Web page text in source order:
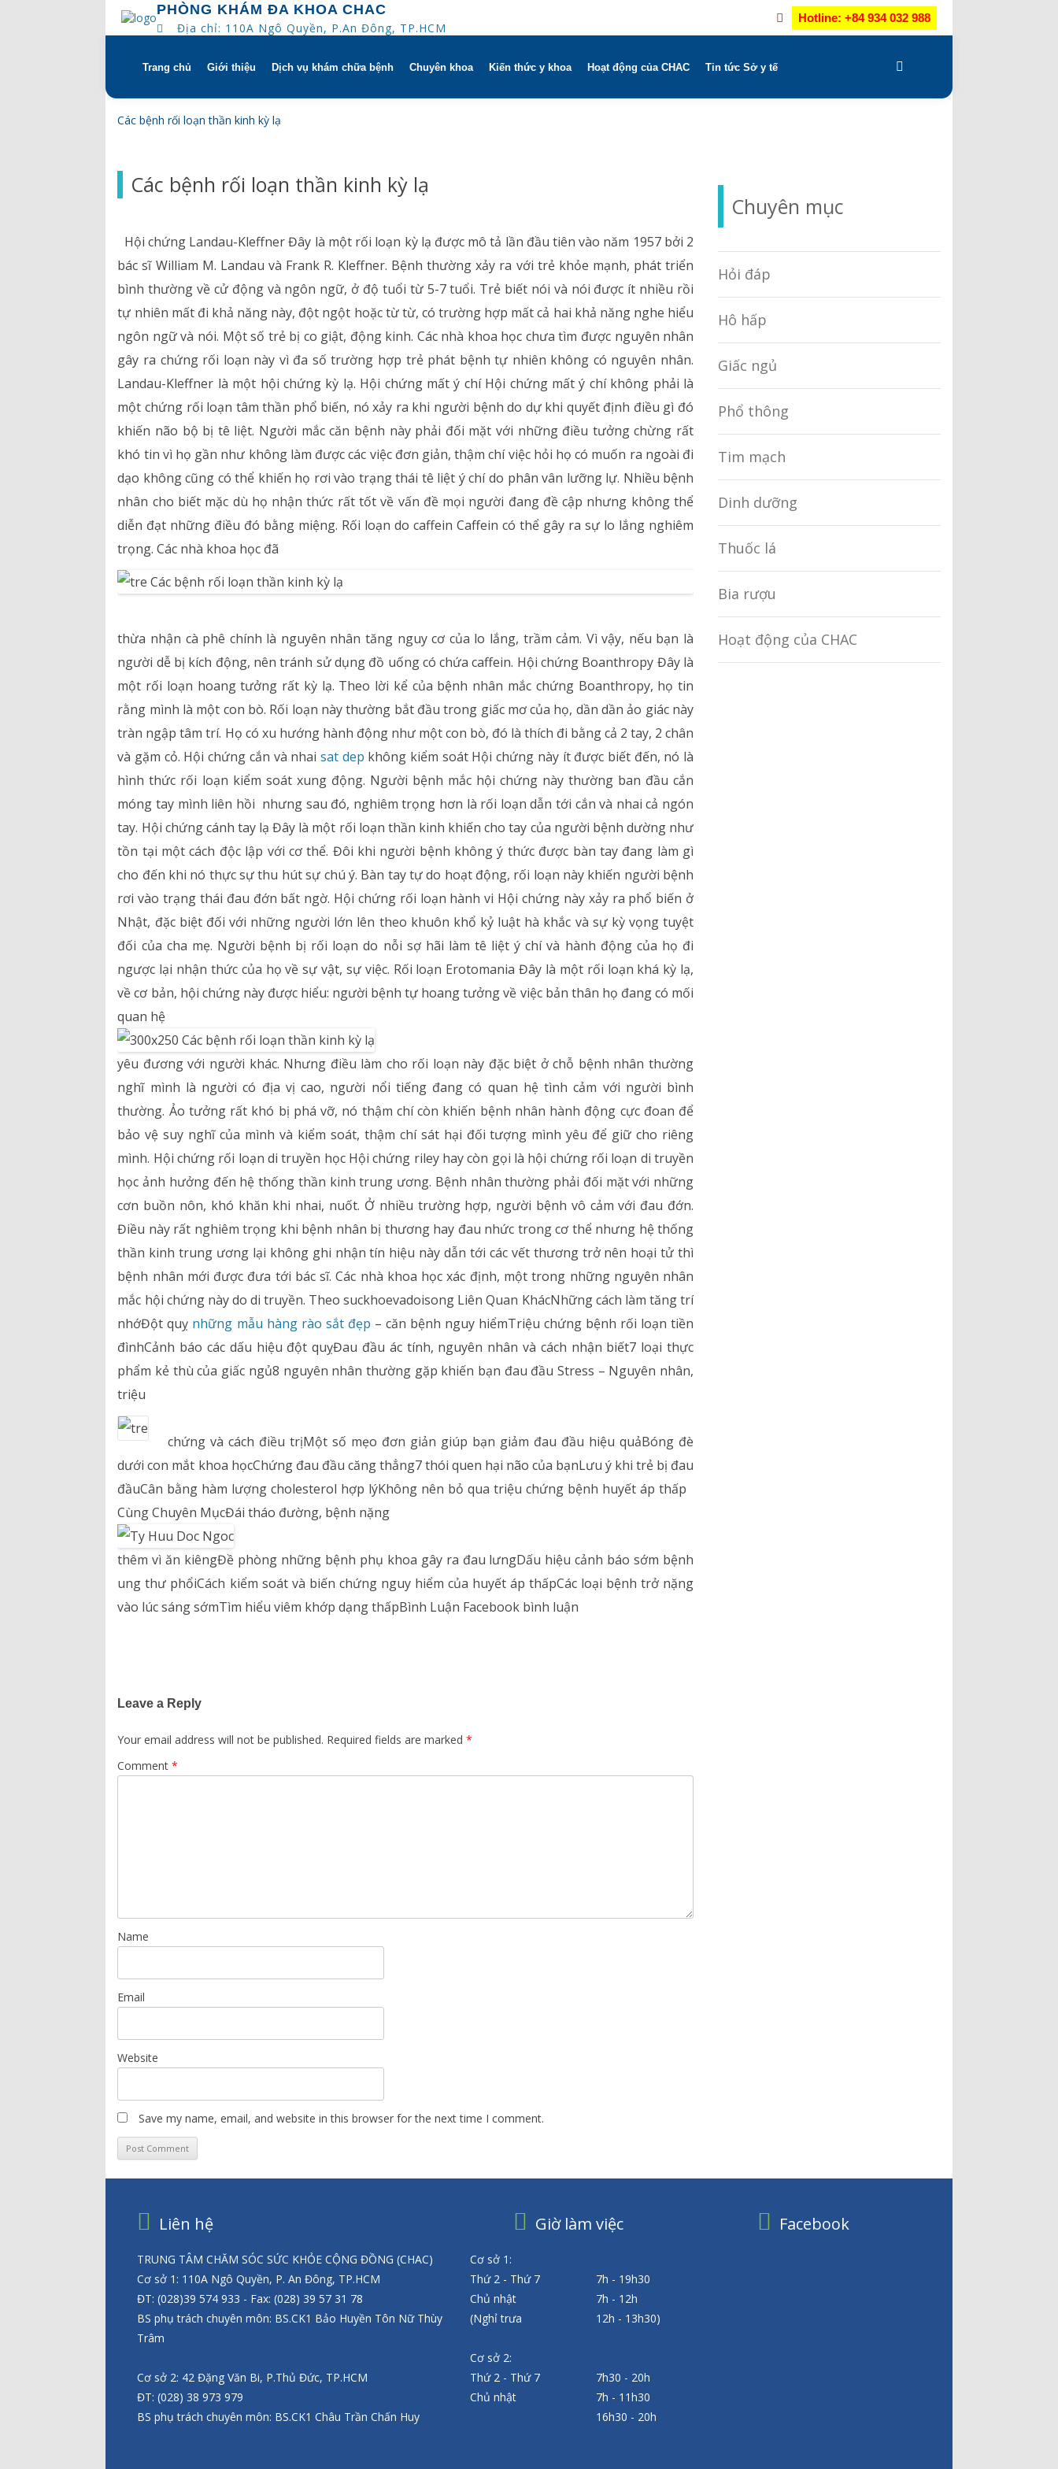
PHÒNG KHÁM ĐA KHOA CHAC
Địa chỉ: 110A Ngô Quyền, P.An Đông, TP.HCM
Hotline: +84 934 032 988
Skip
Trang chủ Giới thiệu
Quyền và trách nhiệm của người
Bác sĩ
Lịch khám bác sĩ
Bảng giá dịch vụ
Danh mục giá thuốc
Dịch vụ khám chữa bệnh
Khám gì ở CHAC
Chuyên khoa
Rối loạn giấc ngủ
Phục hồi chức năng Hô hấp
Tim mạch
Rối loạn chuyển hóa
Tai – Mũi – Họng
Chẩn đoán hình ảnh
Kiến thức y khoa Hoạt động của CHAC Tin tức Sở y tế
Các bệnh rối loạn thần kinh kỳ lạ
Các bệnh rối loạn thần kinh kỳ lạ
Hội chứng Landau-Kleffner Đây là một rối loạn kỳ lạ được mô tả lần đầu tiên vào năm 1957 bởi 2
bác sĩ William M. Landau và Frank R. Kleffner. Bệnh thường xảy ra với trẻ khỏe mạnh, phát triển
bình thường về cử động và ngôn ngữ, ở độ tuổi từ 5-7 tuổi. Trẻ biết nói và nói được ít nhiều rồi
tự nhiên mất đi khả năng này, đột ngột hoặc từ từ, có trường hợp mất cả hai khả năng nghe hiểu
ngôn ngữ và nói. Một số trẻ bị co giật, động kinh. Các nhà khoa học chưa tìm được nguyên nhân
gây ra chứng rối loạn này vì đa số trường hợp trẻ phát bệnh tự nhiên không có nguyên nhân.
Landau-Kleffner là một hội chứng kỳ lạ. Hội chứng mất ý chí Hội chứng mất ý chí không phải là
một chứng rối loạn tâm thần phổ biến, nó xảy ra khi người bệnh do dự khi quyết định điều gì đó
khiến não bộ bị tê liệt. Người mắc căn bệnh này phải đối mặt với những điều tưởng chừng rất
khó tin vì họ gần như không làm được các việc đơn giản, thậm chí việc hỏi họ có muốn ra ngoài đi
dạo không cũng có thể khiến họ rơi vào trạng thái tê liệt ý chí do phân vân lưỡng lự. Nhiều bệnh
nhân cho biết mặc dù họ nhận thức rất tốt về vấn đề mọi người đang đề cập nhưng không thể
diễn đạt những điều đó bằng miệng. Rối loạn do caffein Caffein có thể gây ra sự lo lắng nghiêm
trọng. Các nhà khoa học đã
thừa nhận cà phê chính là nguyên nhân tăng nguy cơ của lo lắng, trầm cảm. Vì vậy, nếu bạn là
người dễ bị kích động, nên tránh sử dụng đồ uống có chứa caffein. Hội chứng Boanthropy Đây là
một rối loạn hoang tưởng rất kỳ lạ. Theo lời kể của bệnh nhân mắc chứng Boanthropy, họ tin
rằng mình là một con bò. Rối loạn này thường bắt đầu trong giấc mơ của họ, dần dần ảo giác này
tràn ngập tâm trí. Họ có xu hướng hành động như một con bò, đó là thích đi bằng cả 2 tay, 2 chân
và gặm cỏ. Hội chứng cắn và nhai sat dep không kiểm soát Hội chứng này ít được biết đến, nó là
hình thức rối loạn kiểm soát xung động. Người bệnh mắc hội chứng này thường ban đầu cắn
móng tay mình liên hồi nhưng sau đó, nghiêm trọng hơn là rối loạn dẫn tới cắn và nhai cả ngón
tay. Hội chứng cánh tay lạ Đây là một rối loạn thần kinh khiến cho tay của người bệnh dường như
tồn tại một cách độc lập với cơ thể. Đôi khi người bệnh không ý thức được bàn tay đang làm gì
cho đến khi nó thực sự thu hút sự chú ý. Bàn tay tự do hoạt động, rối loạn này khiến người bệnh
rơi vào trạng thái đau đớn bất ngờ. Hội chứng rối loạn hành vi Hội chứng này xảy ra phổ biến ở
Nhật, đặc biệt đối với những người lớn lên theo khuôn khổ kỷ luật hà khắc và sự kỳ vọng tuyệt
đối của cha mẹ. Người bệnh bị rối loạn do nỗi sợ hãi làm tê liệt ý chí và hành động của họ đi
ngược lại nhận thức của họ về sự vật, sự việc. Rối loạn Erotomania Đây là một rối loạn khá kỳ lạ,
về cơ bản, hội chứng này được hiểu: người bệnh tự hoang tưởng về việc bản thân họ đang có mối
quan hệ
yêu đương với người khác. Nhưng điều làm cho rối loạn này đặc biệt ở chỗ bệnh nhân thường
nghĩ mình là người có địa vị cao, người nổi tiếng đang có quan hệ tình cảm với người bình
thường. Ảo tưởng rất khó bị phá vỡ, nó thậm chí còn khiến bệnh nhân hành động cực đoan để
bảo vệ suy nghĩ của mình và kiểm soát, thậm chí sát hại đối tượng mình yêu để giữ cho riêng
mình. Hội chứng rối loạn di truyền học Hội chứng riley hay còn gọi là hội chứng rối loạn di truyền
học ảnh hưởng đến hệ thống thần kinh trung ương. Bệnh nhân thường phải đối mặt với những
cơn buồn nôn, khó khăn khi nhai, nuốt. Ở nhiều trường hợp, người bệnh vô cảm với đau đớn.
Điều này rất nghiêm trọng khi bệnh nhân bị thương hay đau nhức trong cơ thể nhưng hệ thống
thần kinh trung ương lại không ghi nhận tín hiệu này dẫn tới các vết thương trở nên hoại tử thì
bệnh nhân mới được đưa tới bác sĩ. Các nhà khoa học xác định, một trong những nguyên nhân
mắc hội chứng này do di truyền. Theo suckhoevadoisong Liên Quan KhácNhững cách làm tăng trí
nhớĐột quỵ những mẫu hàng rào sắt đẹp – căn bệnh nguy hiểmTriệu chứng bệnh rối loạn tiền
đìnhCảnh báo các dấu hiệu đột quỵĐau đầu ác tính, nguyên nhân và cách nhận biết7 loại thực
phẩm kẻ thù của giấc ngủ8 nguyên nhân thường gặp khiến bạn đau đầu Stress – Nguyên nhân,
triệu
chứng và cách điều trịMột số mẹo đơn giản giúp bạn giảm đau đầu hiệu quảBóng đè
dưới con mắt khoa họcChứng đau đầu căng thẳng7 thói quen hại não của bạnLưu ý khi trẻ bị đau
đầuCân bằng hàm lượng cholesterol hợp lýKhông nên bỏ qua triệu chứng bệnh huyết áp thấp
Cùng Chuyên MụcĐái tháo đường, bệnh nặng
thêm vì ăn kiêngĐề phòng những bệnh phụ khoa gây ra đau lưngDấu hiệu cảnh báo sớm bệnh
ung thư phổiCách kiểm soát và biến chứng nguy hiểm của huyết áp thấpCác loại bệnh trở nặng
vào lúc sáng sớmTìm hiểu viêm khớp dạng thấpBình Luận Facebook bình luận
Leave a Reply
Your email address will not be published. Required fields are marked*
Comment*
Name
Email
Website
Save my name, email, and website in this browser for the next time I comment.
Chuyên mục
Hỏi đáp
Hô hấp
Giấc ngủ
Phổ thông
Tim mạch
Dinh dưỡng
Thuốc lá
Bia rượu
Hoạt động của CHAC
Liên hệ
TRUNG TÂM CHĂM SÓC SỨC KHỎE CỘNG ĐỒNG (CHAC)
Cơ sở 1: 110A Ngô Quyền, P. An Đông, TP.HCM
ĐT: (028)39 574 933 - Fax: (028) 39 57 31 78
BS phụ trách chuyên môn: BS.CK1 Bảo Huyền Tôn Nữ Thùy
Trâm
Cơ sở 2: 42 Đặng Văn Bi, P.Thủ Đức, TP.HCM
ĐT: (028) 38 973 979
BS phụ trách chuyên môn: BS.CK1 Châu Trần Chấn Huy
Giờ làm việc
Cơ sở 1:
Thứ 2 - Thứ 7
7h - 19h30
Chủ nhật
7h - 12h
(Nghỉ trưa
12h - 13h30)
Cơ sở 2:
Thứ 2 - Thứ 7
7h30 - 20h
Chủ nhật
7h - 11h30
16h30 - 20h
Facebook